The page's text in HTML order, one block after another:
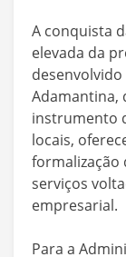
A conquista
elevada da
Adamantina,
instrumento
locais,
formalização
serviços
empresarial.
Para a